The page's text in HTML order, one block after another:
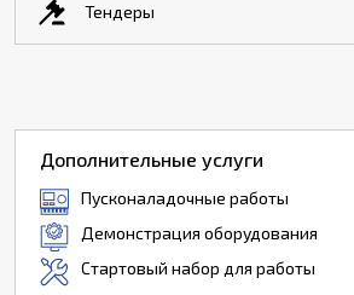
Тендеры
Дополнительные услуги
Пусконаладочные работы
Демонстрация оборудования
Стартовый набор для работы